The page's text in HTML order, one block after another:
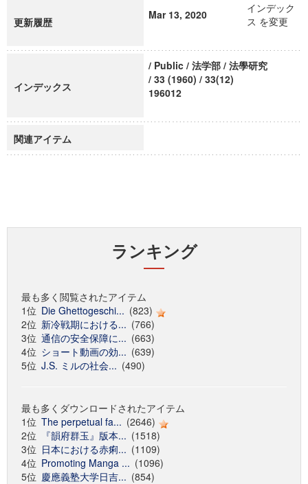
更新履歴
Mar 13, 2020
インデック
ス を変更
インデックス
/ Public / 法学部 / 法學研究
/ 33 (1960) / 33(12)
196012
関連アイテム
ランキング
最も多く閲覧されたアイテム
1位 Die Ghettogeschi... (823)
2位 新冷戦期における... (766)
3位 通信の安全保障に... (663)
4位 ショート動画の効... (639)
5位 J.S. ミルの社会... (490)
最も多くダウンロードされたアイテム
1位 The perpetual fa... (2646)
2位
『韻府群玉』版本... (1518)
3位 日本における赤痢... (1109)
4位 Promoting Manga ... (1096)
5位 慶應義塾大学日吉... (854)